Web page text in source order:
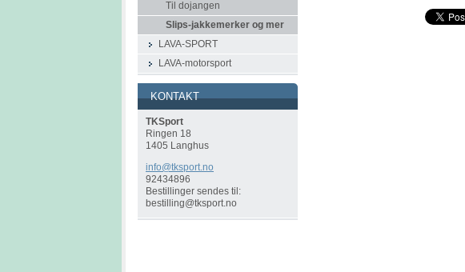
Til dojangen
Slips-jakkemerker og mer
LAVA-SPORT
LAVA-motorsport
KONTAKT
TKSport
Ringen 18
1405 Langhus
info@tksport.no
92434896
Bestillinger sendes til:
bestilling@tksport.no